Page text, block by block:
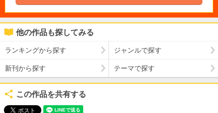
他の作品も探してみる
ランキングから探す ジャンルで探す
新刊から探す テーマで探す
この作品を共有する